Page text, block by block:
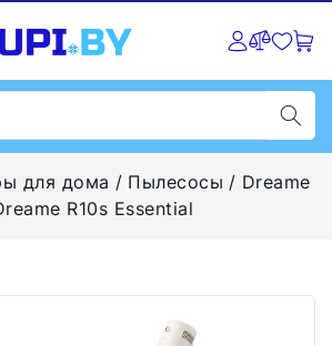
для дома Пылесосы
Dreame
R10s Essential